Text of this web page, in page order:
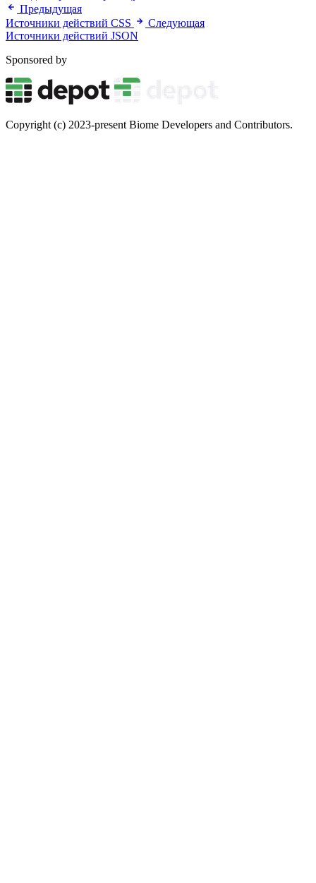
Предыдущая
Источники действий CSS
Следующая
Источники действий JSON
Sponsored by
Copyright (c) 2023-present Biome Developers and Contributors.